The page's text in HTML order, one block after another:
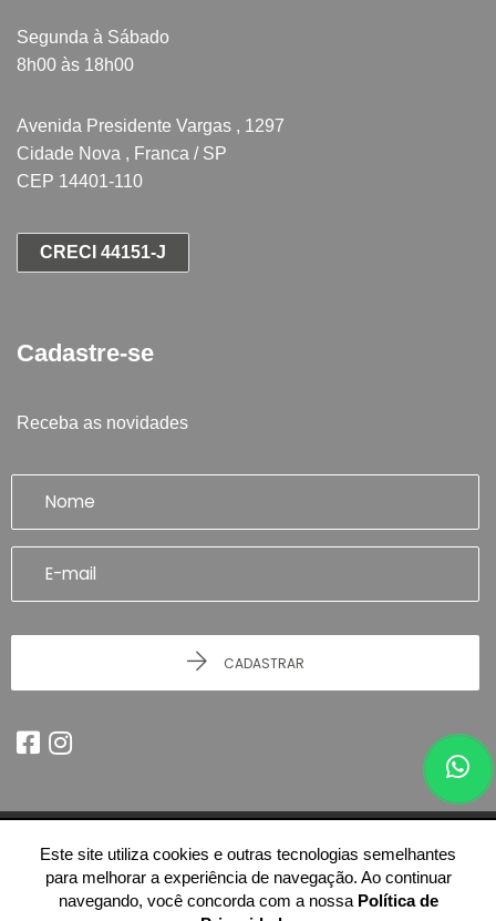
Segunda à Sábado
8h00 às 18h00
Avenida Presidente Vargas , 1297
Cidade Nova , Franca / SP
CEP 14401-110
CRECI 44151-J
Cadastre-se
Receba as novidades
CADASTRAR
© 2026 - Imobiliária Artefatto Imóveis - Franca/SP -51.614.978/0001-84
-Todos os Direitos Reservados.
Este site utiliza cookies e outras tecnologias semelhantes
para melhorar a experiência de navegação. Ao continuar
navegando, você concorda com a nossa Política de